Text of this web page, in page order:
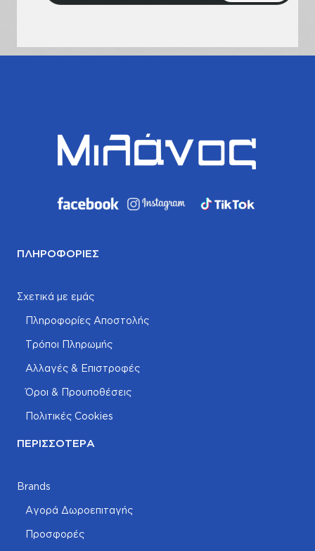
email
ΠΛΗΡΟΦΟΡΊΕΣ
Σχετικά με εμάς
Πληροφορίες Αποστολής
Τρόποι Πληρωμής
Αλλαγές & Επιστροφές
Όροι & Προυποθέσεις
Πολιτικές Cookies
ΠΕΡΙΣΣΌΤΕΡΑ
Brands
Αγορά Δωροεπιταγής
Προσφορές